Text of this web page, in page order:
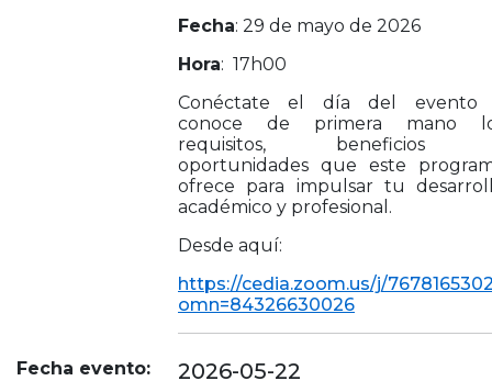
Fecha: 29 de mayo de 2026
Hora: 17h00
Conéctate el día del evento
conoce de primera mano
requisitos, beneficios
oportunidades que este
ofrece para impulsar tu
académico y profesional.
Desde aquí:
https://cedia.zoom.us/j/
omn=84326630026
Fecha evento: 2026-05-22